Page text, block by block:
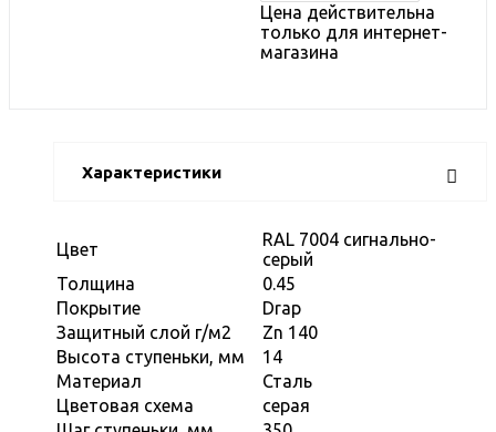
Цена действительна
только для интернет-
магазина
Характеристики
Цвет
RAL 7004 сигнально-
серый
Толщина
0.45
Покрытие
Drap
Защитный слой г/м2
Zn 140
Высота ступеньки, мм
14
Материал
Сталь
Цветовая схема
серая